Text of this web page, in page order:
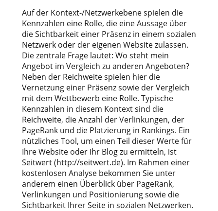
Auf der Kontext-/Netzwerkebene spielen die
Kennzahlen eine Rolle, die eine Aussage über
die Sichtbarkeit einer Präsenz in einem sozialen
Netzwerk oder der eigenen Website zulassen.
Die zentrale Frage lautet: Wo steht mein
Angebot im Vergleich zu anderen Angeboten?
Neben der Reichweite spielen hier die
Vernetzung einer Präsenz sowie der Vergleich
mit dem Wettbewerb eine Rolle. Typische
Kennzahlen in diesem Kontext sind die
Reichweite, die Anzahl der Verlinkungen, der
PageRank und die Platzierung in Rankings. Ein
nützliches Tool, um einen Teil dieser Werte für
Ihre Website oder Ihr Blog zu ermitteln, ist
Seitwert (http://seitwert.de). Im Rahmen einer
kostenlosen Analyse bekommen Sie unter
anderem einen Überblick über PageRank,
Verlinkungen und Positionierung sowie die
Sichtbarkeit Ihrer Seite in sozialen Netzwerken.